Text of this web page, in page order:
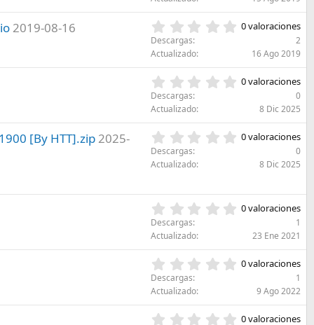
(
s
e
(
s
0
e
s
e
(
s
2019-08-16 0
0
e
s
e
0 valoraciones
Descargas
2
Actualizado
16 Ago 2019
0
0
e
s
l
0 valoraciones
Descargas
0
Actualizado
8 Dic 2025
[By HTT].zip 2025-
0
s
t
l
0 valoraciones
Descargas
0
Actualizado
8 Dic 2025
0
0
e
s
e
0 valoraciones
Descargas
1
Actualizado
23 Ene 2021
0
0
e
0 valoraciones
Descargas
1
Actualizado
9 Ago 2022
0
0 valoraciones